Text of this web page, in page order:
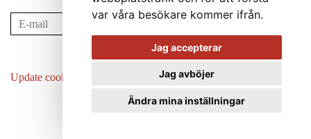
var våra besökare kommer ifrån.
Jag accepterar
Jag avböjer
Ändra mina inställningar
Subscribe
Update cookies preferences